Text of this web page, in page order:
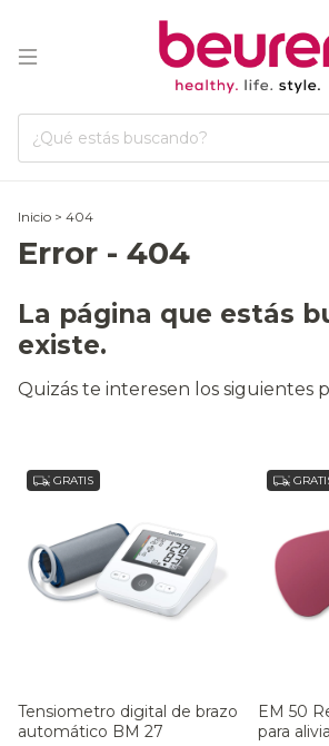
Inicio > 404
Error - 404
La página que estás
existe.
Quizás te interesen los siguientes
GRATIS
Tensiometro digital de brazo
automático BM 27
EM 50
para